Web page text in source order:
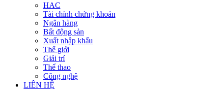
HAC
Tài chính chứng khoán
Ngân hàng
Bất động sản
Xuất nhập khẩu
Thế giới
Giải trí
Thể thao
Công nghệ
LIÊN HỆ